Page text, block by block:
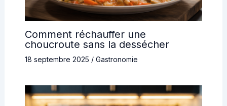
Comment réchauffer une
choucroute sans la dessécher
18 septembre 2025 / Gastronomie